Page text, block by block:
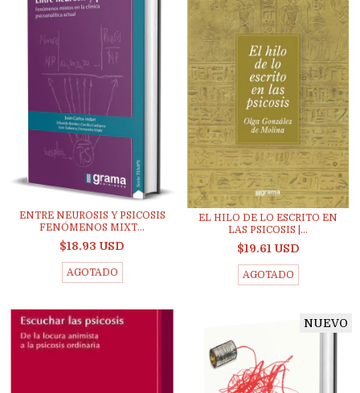
ENTRE NEUROSIS Y PSICOSIS
FENÓMENOS MIXT...
$18.93 USD
AGOTADO
EL HILO DE LO ESCRITO EN
LAS PSICOSIS |...
$19.61 USD
AGOTADO
NUEVO